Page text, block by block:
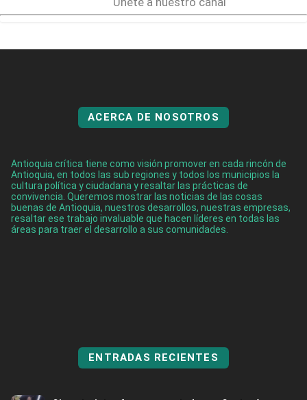
ACERCA DE NOSOTROS
Antioquia crítica tiene como visión promover en cada rincón de
Antioquia, en todos las sub regiones y todos los municipios la
cultura política y ciudadana y resaltar las prácticas de
convivencia. Queremos mostrar las noticias de las cosas
buenas de Antioquia, nuestros desarrollos, nuestras empresas,
resaltar ese trabajo invaluable que hacen líderes en todas las
áreas para traer el desarrollo a sus comunidades.
ENTRADAS RECIENTES